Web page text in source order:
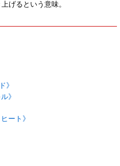
げるという意味。
》
》
ート》